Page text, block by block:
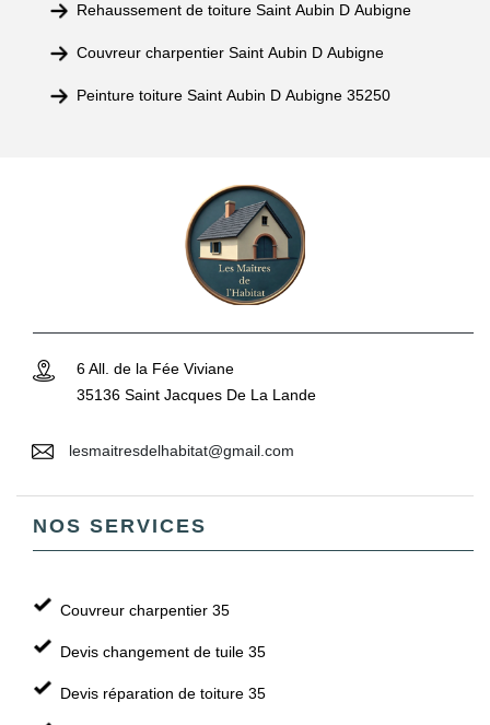
Rehaussement de toiture Saint Aubin D Aubigne
Couvreur charpentier Saint Aubin D Aubigne
Peinture toiture Saint Aubin D Aubigne 35250
6 All. de la Fée Viviane
35136 Saint Jacques De La Lande
lesmaitresdelhabitat@gmail.com
NOS SERVICES
Couvreur charpentier 35
Devis changement de tuile 35
Devis réparation de toiture 35